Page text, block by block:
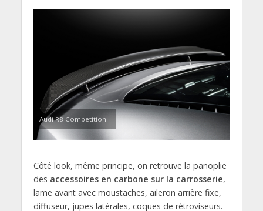
Audi R8 Competition
Côté look, même principe, on retrouve la panoplie
des accessoires en carbone sur la carrosserie,
lame avant avec moustaches, aileron arrière fixe,
diffuseur, jupes latérales, coques de rétroviseurs.